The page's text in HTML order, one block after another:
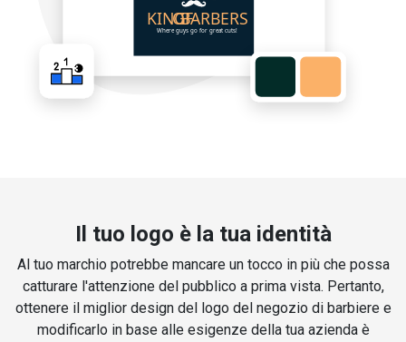
Il tuo logo è la tua identità
Al tuo marchio potrebbe mancare un tocco in più che possa
catturare l'attenzione del pubblico a prima vista. Pertanto,
ottenere il miglior design del logo del negozio di barbiere e
modificarlo in base alle esigenze della tua azienda è